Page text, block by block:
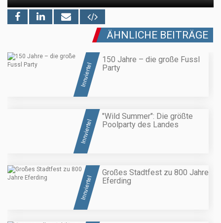
ÄHNLICHE BEITRÄGE
Innviertel
150 Jahre – die große Fussl
Party
Innviertel
"Wild Summer": Die größte
Poolparty des Landes
Innviertel
Großes Stadtfest zu 800 Jahre
Eferding